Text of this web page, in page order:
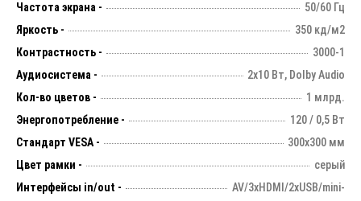
Частота экрана -
50/60 Гц
Яркость -
350 кд/м2
Контрастность -
3000-1
Аудиосистема -
2х10 Вт, Dolby Audio
Кол-во цветов -
1 млрд.
Энергопотребление -
120 / 0,5 Вт
Стандарт VESA -
300х300 мм
Цвет рамки -
серый
Интерфейсы in/out -
AV/3xHDMI/2xUSB/mini-